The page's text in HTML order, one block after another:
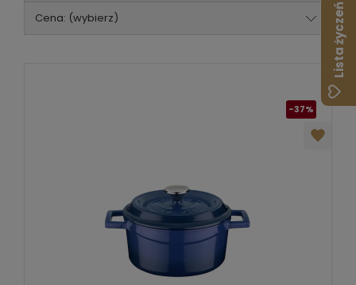
Cena: (wybierz)
-37%
Lista życzeń